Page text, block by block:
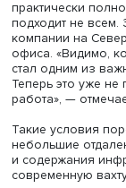
«Формирование
временными
причем
вокруг
других
болезненно.